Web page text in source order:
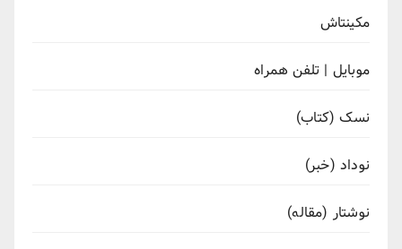
مکینتاش
موبایل | تلفن همراه
نسک (کتاب)
نوداد (خبر)
نوشتار (مقاله)